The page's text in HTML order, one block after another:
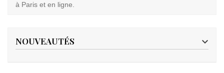
à Paris et en ligne.
NOUVEAUTÉS 